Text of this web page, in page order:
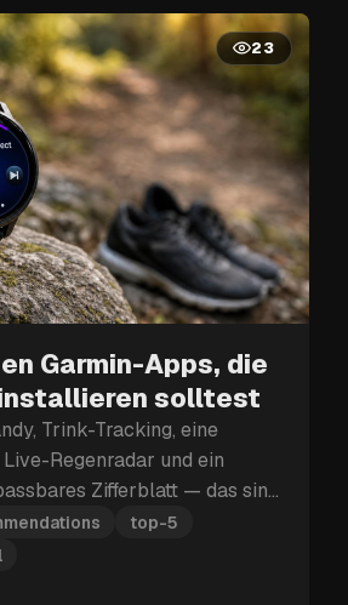
23
Garmin-Apps, die
solltest
Trink-Tracking, eine
Regenradar und ein
Zifferblatt — das sind
Apps, die du zuerst
top-5